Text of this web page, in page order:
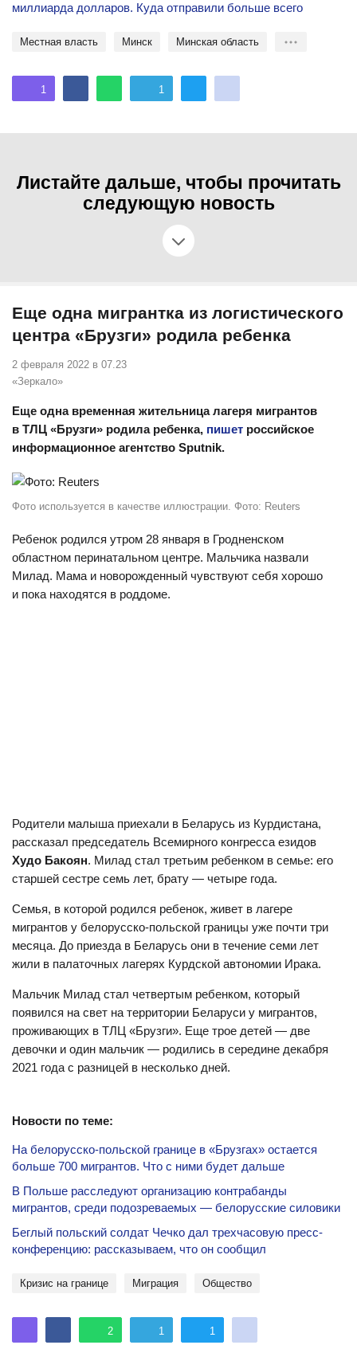
миллиарда долларов. Куда отправили больше всего
местная власть Минск Минская область
1 1
Листайте дальше, чтобы прочитать
следующую новость